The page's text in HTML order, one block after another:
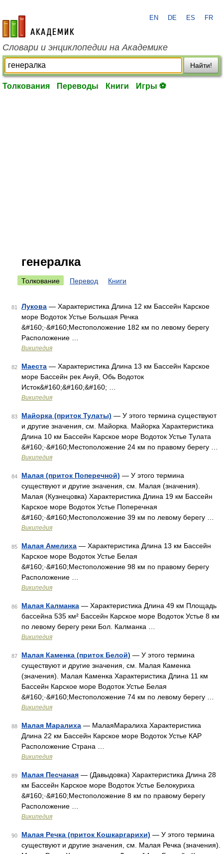
academic.ru
EN DE ES FR
Словари и энциклопедии на Академике
Найти!
Толкования Переводы Книги Игры ⚽
генералка
Толкование Перевод Книги
81 Лукова — Характеристика Длина 12 км Бассейн Карское
море Водоток Устье Большая Речка
&#160;·&#160;Местоположение 182 км по левому берегу
Расположение …
Википедия
82 Маеста — Характеристика Длина 13 км Бассейн Карское
море Бассейн рек Ануй, Обь Водоток
Исток&#160;&#160;&#160; …
Википедия
83 Майорка (приток Тулаты) — У этого термина существуют
и другие значения, см. Майорка. Майорка Характеристика
Длина 10 км Бассейн Карское море Водоток Устье Тулата
&#160;·&#160;Местоположение 24 км по правому берегу …
Википедия
84 Малая (приток Поперечной) — У этого термина
существуют и другие значения, см. Малая (значения).
Малая (Кузнецовка) Характеристика Длина 19 км Бассейн
Карское море Водоток Устье Поперечная
&#160;·&#160;Местоположение 39 км по левому берегу …
Википедия
85 Малая Амелиха — Характеристика Длина 13 км Бассейн
Карское море Водоток Устье Белая
&#160;·&#160;Местоположение 98 км по правому берегу
Расположение …
Википедия
86 Малая Калманка — Характеристика Длина 49 км Площадь
бассейна 535 км² Бассейн Карское море Водоток Устье 8 км
по левому берегу реки Бол. Калманка …
Википедия
87 Малая Каменка (приток Белой) — У этого термина
существуют и другие значения, см. Малая Каменка
(значения). Малая Каменка Характеристика Длина 11 км
Бассейн Карское море Водоток Устье Белая
&#160;·&#160;Местоположение 74 км по левому берегу …
Википедия
88 Малая Маралиха — МалаяМаралиха Характеристика
Длина 22 км Бассейн Карское море Водоток Устье КАР
Расположение Страна …
Википедия
89 Малая Песчаная — (Давыдовка) Характеристика Длина 28
км Бассейн Карское море Водоток Устье Белокуриха
&#160;·&#160;Местоположение 8 км по правому берегу
Расположение …
Википедия
90 Малая Речка (приток Кошкаргарихи) — У этого термина
существуют и другие значения, см. Малая Речка (значения).